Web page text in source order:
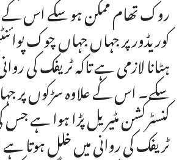
روک تھام ممکن ہو سکے اس کے
کوریڈور پر جہاں جہاں چوک
ہٹانا لازمی ہے تاکہ ٹریفک کی
سکے۔ اس کے علاوہ سڑکوں پر
کنسٹرکشن مٹیریل پڑا ہوا ہے
ٹریفک کی روانی میں خلل ہوتا